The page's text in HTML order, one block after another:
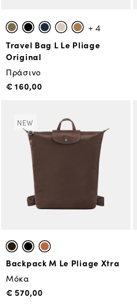
+ 4
Travel Bag L Le Pliage
Original
Πράσινο
€ 160,00
NEW
Backpack M Le Pliage Xtra
Μόκα
€ 570,00